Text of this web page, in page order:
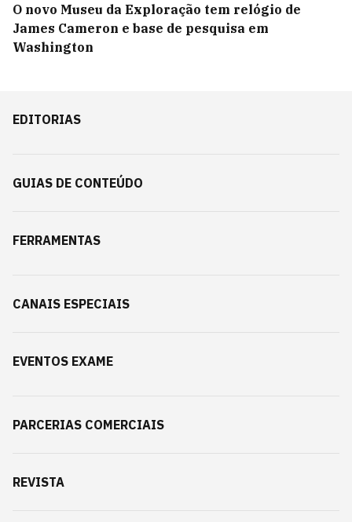
O novo Museu da Exploração tem relógio de
James Cameron e base de pesquisa em
Washington
EDITORIAS
GUIAS DE CONTEÚDO
FERRAMENTAS
CANAIS ESPECIAIS
EVENTOS EXAME
PARCERIAS COMERCIAIS
REVISTA